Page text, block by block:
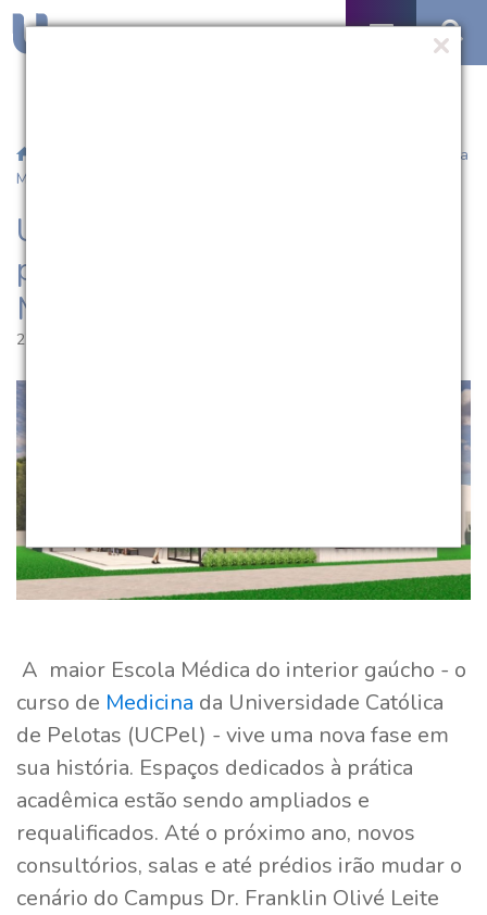
/ UCPel amplia espaços de prática e atendimento da
Medicina
UCPel amplia espaços de
prática e atendimento da
Medicina
27.01.2022 | 14:03
A maior Escola Médica do interior gaúcho - o
curso de Medicina da Universidade Católica
de Pelotas (UCPel) - vive uma nova fase em
sua história. Espaços dedicados à prática
acadêmica estão sendo ampliados e
requalificados. Até o próximo ano, novos
consultórios, salas e até prédios irão mudar o
cenário do Campus Dr. Franklin Olivé Leite